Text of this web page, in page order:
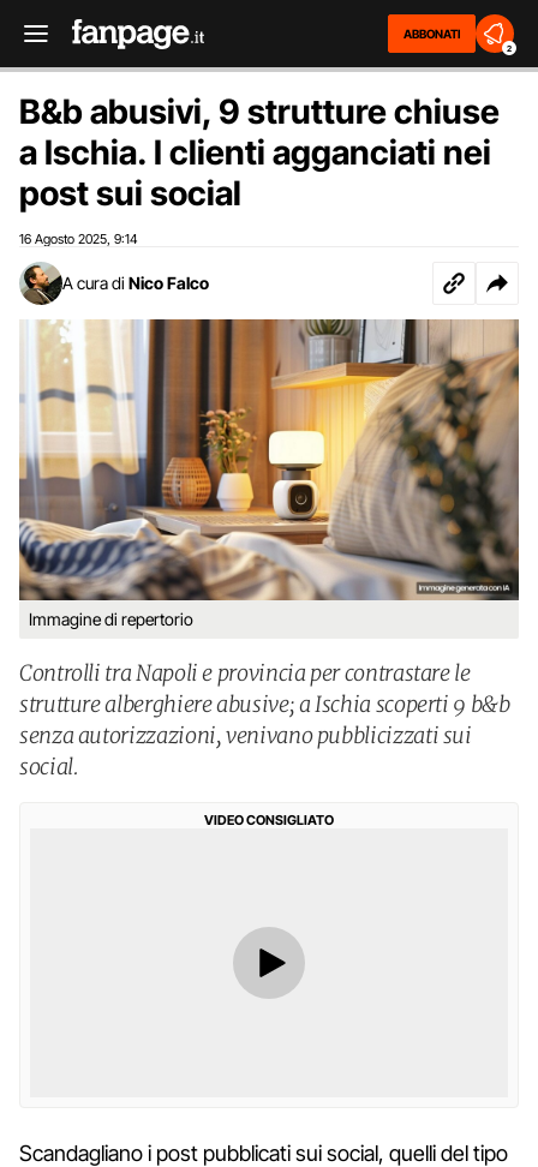
ABBONATI
2
B&b abusivi, 9 strutture chiuse
a Ischia. I clienti agganciati nei
post sui social
16 Agosto 2025 9:14
A cura di Nico Falco
Immagine di repertorio
Controlli tra Napoli e provincia per contrastare le
strutture alberghiere abusive; a Ischia scoperti 9 b&b
senza autorizzazioni, venivano pubblicizzati sui
social.
VIDEO CONSIGLIATO
Scandagliano i post pubblicati sui social, quelli del tipo